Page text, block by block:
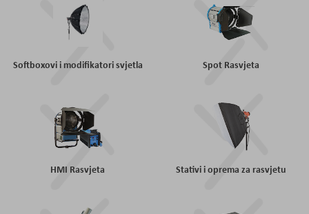
Softboxovi i modifikatori svjetla Spot Rasvjeta
HMI Rasvjeta Stativi i oprema za rasvjetu